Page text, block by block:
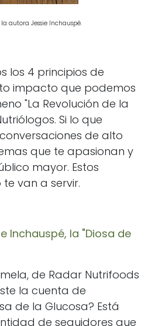
la autora Jessie Inchauspé.
los 4 principios de
impacto que podemos
"La Revolución de la
Si lo que
de alto
que te apasionan y
mayor. Estos
van a servir.
Inchauspé, la "Diosa de
de Radar Nutrifoods
la cuenta de
de la Glucosa? Está
de seguidores que